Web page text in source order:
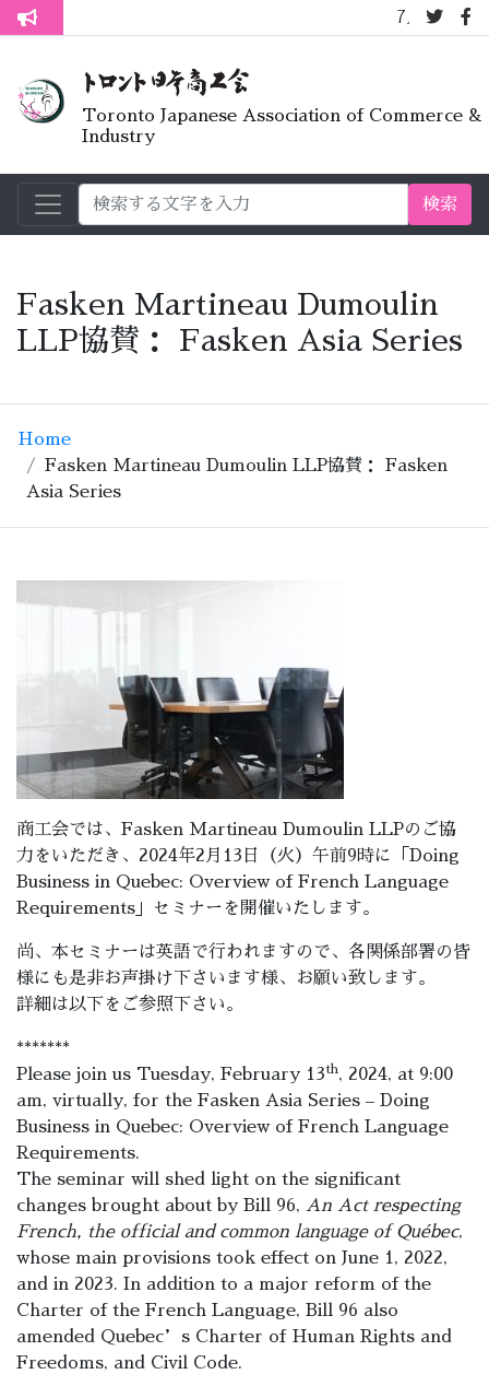
トロント生活不安疑問質問懇談会
7月オープンライ
Toronto Japanese Association of Commerce &
Industry
検索
Fasken Martineau Dumoulin
LLP協賛： Fasken Asia Series
Home
Fasken Martineau Dumoulin LLP協賛： Fasken
Asia Series
商工会では、Fasken Martineau Dumoulin LLPのご協
力をいただき、2024年2月13日（火）午前9時に「Doing
Business in Quebec: Overview of French Language
Requirements」セミナーを開催いたします。
尚、本セミナーは英語で行われますので、各関係部署の皆
様にも是非お声掛け下さいます様、お願い致します。
詳細は以下をご参照下さい。
*******
Please join us Tuesday, February 13th, 2024, at 9:00
am, virtually, for the Fasken Asia Series – Doing
Business in Quebec: Overview of French Language
Requirements.
The seminar will shed light on the significant
changes brought about by Bill 96, An Act respecting
French, the official and common language of Québec,
whose main provisions took effect on June 1, 2022,
and in 2023. In addition to a major reform of the
Charter of the French Language, Bill 96 also
amended Quebec’s Charter of Human Rights and
Freedoms, and Civil Code.